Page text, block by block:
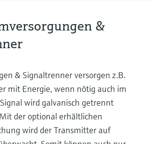
&
& Signaltrenner versorgen z.B.
mit Energie, wenn nötig auch im
wird galvanisch getrennt
der optional erhältlichen
wird der Transmitter auf